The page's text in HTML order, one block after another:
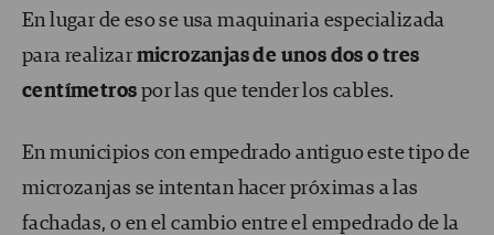
En lugar de eso se usa maquinaria especializada
para realizar microzanjas de unos dos o tres
centímetros por las que tender los cables.
En municipios con empedrado antiguo este tipo de
microzanjas se intentan hacer próximas a las
fachadas, o en el cambio entre el empedrado de la